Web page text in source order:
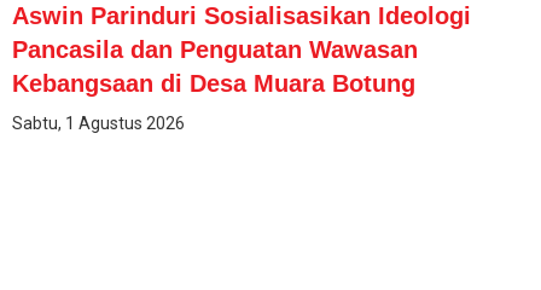
Aswin Parinduri Sosialisasikan Ideologi
Pancasila dan Penguatan Wawasan
Kebangsaan di Desa Muara Botung
Sabtu, 1 Agustus 2026